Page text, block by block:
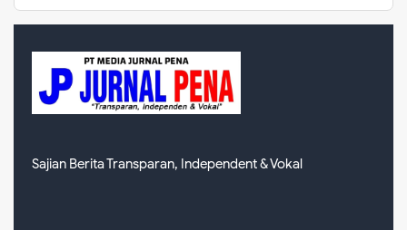
Sajian Berita Transparan, Independent & Vokal